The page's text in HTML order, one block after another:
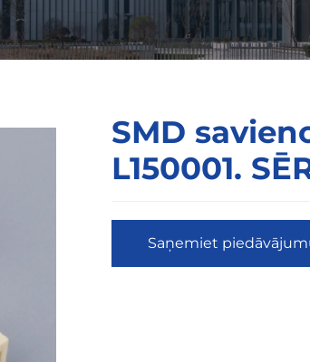
SMD
L150001.
Saņemiet